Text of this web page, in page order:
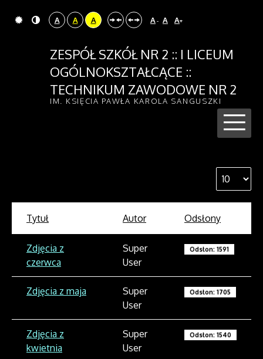
A A A A- A A+
ZESPÓŁ SZKÓŁ NR 2 :: I LICEUM
OGÓLNOKSZTAŁCĄCE ::
TECHNIKUM ZAWODOWE NR 2
IM. KSIĘCIA PAWŁA KAROLA SANGUSZKI
Tytuł Autor Odsłony
Zdjęcia z
czerwca
Super
User
Odsłon: 1591
Zdjęcia z maja
Super
User
Odsłon: 1705
Zdjęcia z
kwietnia
Super
User
Odsłon: 1540